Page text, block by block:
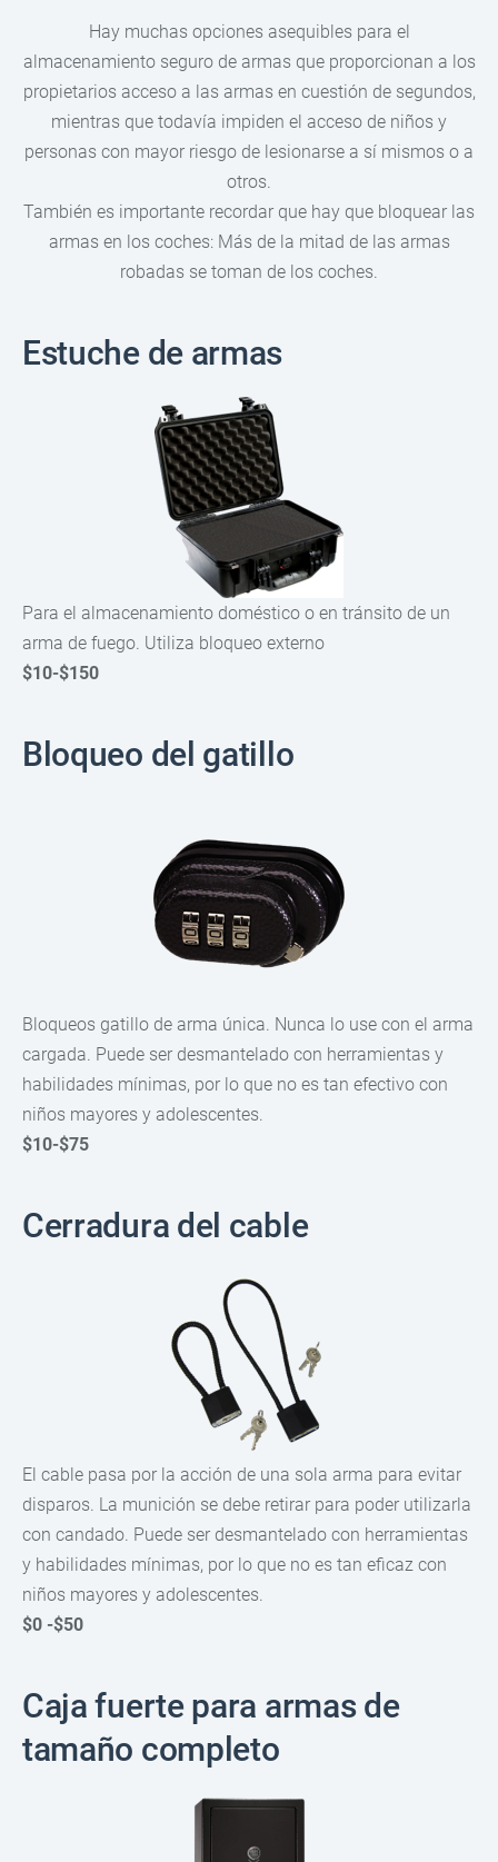
Hay muchas opciones asequibles para el
almacenamiento seguro de armas que proporcionan a los
propietarios acceso a las armas en cuestión de segundos,
mientras que todavía impiden el acceso de niños y
personas con mayor riesgo de lesionarse a sí mismos o a
otros.
También es importante recordar que hay que bloquear las
armas en los coches: Más de la mitad de las armas
robadas se toman de los coches.
Estuche de armas
Para el almacenamiento doméstico o en tránsito de un
arma de fuego. Utiliza bloqueo externo
$10-$150
Bloqueo del gatillo
Bloqueos gatillo de arma única. Nunca lo use con el arma
cargada. Puede ser desmantelado con herramientas y
habilidades mínimas, por lo que no es tan efectivo con
niños mayores y adolescentes.
$10-$75
Cerradura del cable
El cable pasa por la acción de una sola arma para evitar
disparos. La munición se debe retirar para poder utilizarla
con candado. Puede ser desmantelado con herramientas
y habilidades mínimas, por lo que no es tan eficaz con
niños mayores y adolescentes.
$0 -$50
Caja fuerte para armas de
tamaño completo